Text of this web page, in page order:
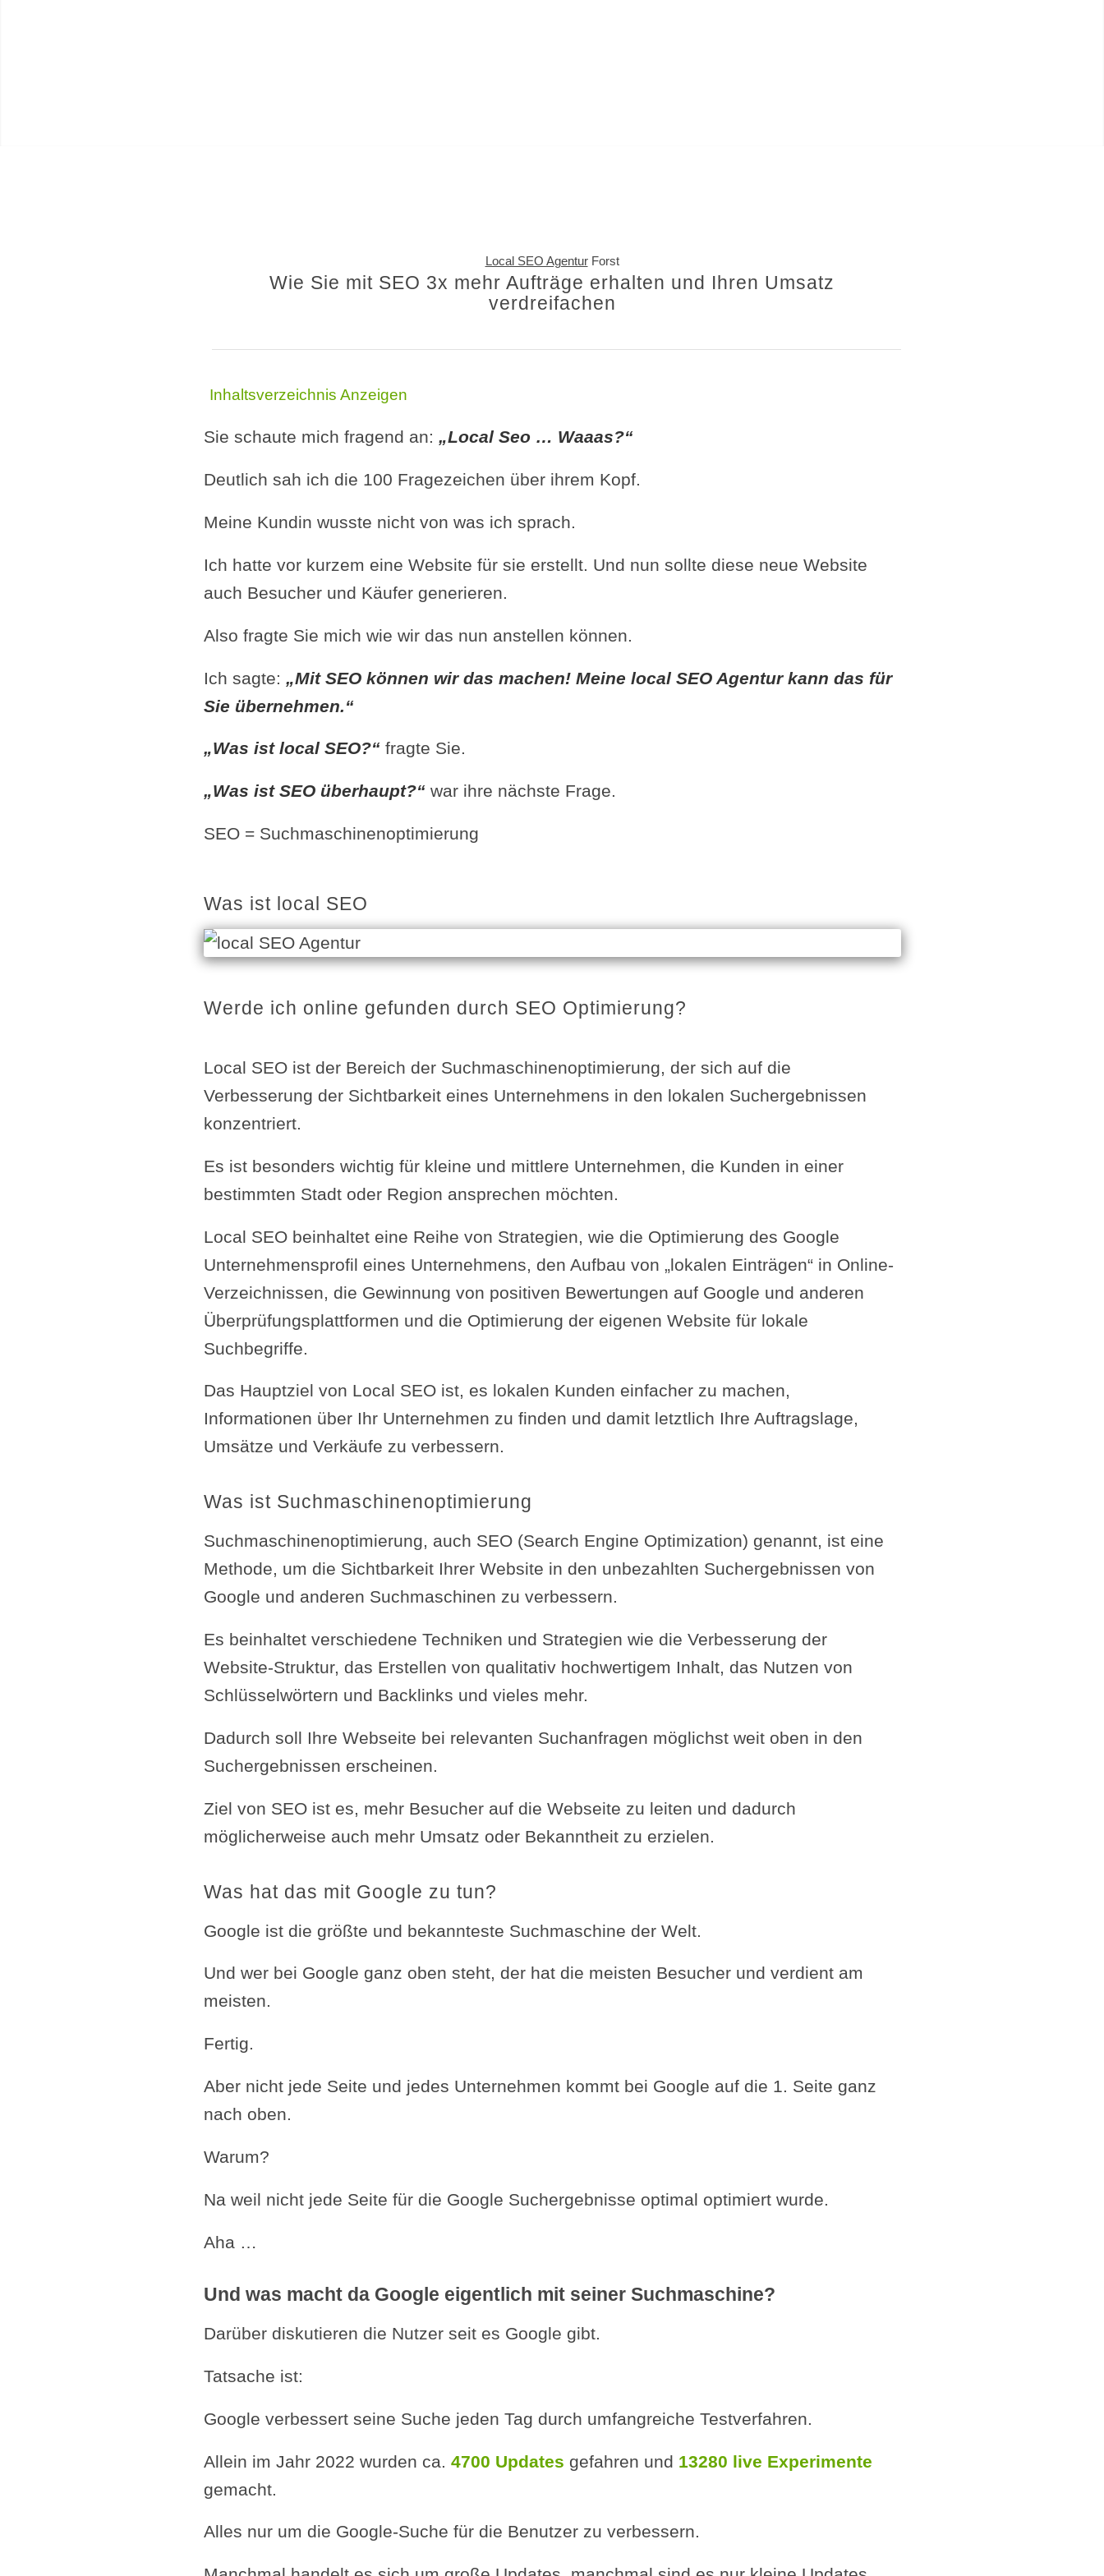
Local SEO AgenturForst
Wie Sie mit SEO 3x mehr Aufträge erhalten und Ihren Umsatz
verdreifachen
Inhaltsverzeichnis Anzeigen
Sie schaute mich fragend an: „Local Seo … Waaas?“
Deutlich sah ich die 100 Fragezeichen über ihrem Kopf.
Meine Kundin wusste nicht von was ich sprach.
Ich hatte vor kurzem eine Website für sie erstellt. Und nun sollte diese neue Website
auch Besucher und Käufer generieren.
Also fragte Sie mich wie wir das nun anstellen können.
Ich sagte: „Mit SEO können wir das machen! Meine local SEO Agentur kann das für
Sie übernehmen.“
„Was ist local SEO?“fragte Sie.
„Was ist SEO überhaupt?“war ihre nächste Frage.
SEO = Suchmaschinenoptimierung
Was ist local SEO
Werde ich online gefunden durch SEO Optimierung?
Local SEO ist der Bereich der Suchmaschinenoptimierung, der sich auf die
Verbesserung der Sichtbarkeit eines Unternehmens in den lokalen Suchergebnissen
konzentriert.
Es ist besonders wichtig für kleine und mittlere Unternehmen, die Kunden in einer
bestimmten Stadt oder Region ansprechen möchten.
Local SEO beinhaltet eine Reihe von Strategien, wie die Optimierung des Google
Unternehmensprofil eines Unternehmens, den Aufbau von „lokalen Einträgen“ in Online-
Verzeichnissen, die Gewinnung von positiven Bewertungen auf Google und anderen
Überprüfungsplattformen und die Optimierung der eigenen Website für lokale
Suchbegriffe.
Das Hauptziel von Local SEO ist, es lokalen Kunden einfacher zu machen,
Informationen über Ihr Unternehmen zu finden und damit letztlich Ihre Auftragslage,
Umsätze und Verkäufe zu verbessern.
Was ist Suchmaschinenoptimierung
Suchmaschinenoptimierung, auch SEO (Search Engine Optimization) genannt, ist eine
Methode, um die Sichtbarkeit Ihrer Website in den unbezahlten Suchergebnissen von
Google und anderen Suchmaschinen zu verbessern.
Es beinhaltet verschiedene Techniken und Strategien wie die Verbesserung der
Website-Struktur, das Erstellen von qualitativ hochwertigem Inhalt, das Nutzen von
Schlüsselwörtern und Backlinks und vieles mehr.
Dadurch soll Ihre Webseite bei relevanten Suchanfragen möglichst weit oben in den
Suchergebnissen erscheinen.
Ziel von SEO ist es, mehr Besucher auf die Webseite zu leiten und dadurch
möglicherweise auch mehr Umsatz oder Bekanntheit zu erzielen.
Was hat das mit Google zu tun?
Google ist die größte und bekannteste Suchmaschine der Welt.
Und wer bei Google ganz oben steht, der hat die meisten Besucher und verdient am
meisten.
Fertig.
Aber nicht jede Seite und jedes Unternehmen kommt bei Google auf die 1. Seite ganz
nach oben.
Warum?
Na weil nicht jede Seite für die Google Suchergebnisse optimal optimiert wurde.
Aha …
Und was macht da Google eigentlich mit seiner Suchmaschine?
Darüber diskutieren die Nutzer seit es Google gibt.
Tatsache ist:
Google verbessert seine Suche jeden Tag durch umfangreiche Testverfahren.
Allein im Jahr 2022 wurden ca. 4700 Updates gefahren und 13280 live Experimente
gemacht.
Alles nur um die Google-Suche für die Benutzer zu verbessern.